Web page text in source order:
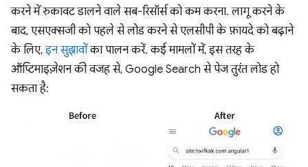
करने में रुकावट डालने वाले सब-रिसॉर्स को कम करना. लागू करने के
बाद, एसएक्सजी को पहले से लोड करने से एलसीपी के फ़ायदे को बढ़ाने
के लिए,इन सुझावोंका पालन करें. कई मामलों में, इस तरह के
ऑप्टिमाइज़ेशन की वजह से, Google Search से पेज तुरंत लोड हो
सकता है: